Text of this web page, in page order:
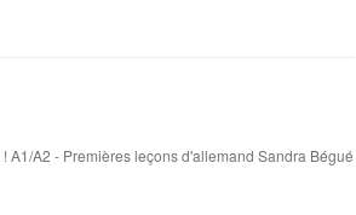
A1/A2 - Premières leçons d'allemand Sandra Bégué